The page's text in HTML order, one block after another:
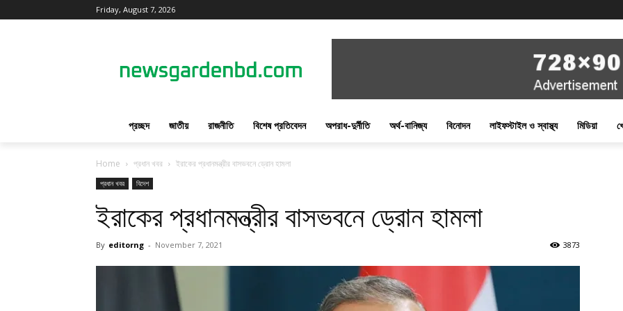
Friday, August 7, 2026
প্রচ্ছদ জাতীয় রাজনীতি বিশেষ প্রতিবেদন অপরাধ-দুর্নীতি অর্থ-বানিজ্য বিনোদন লাইফস্টাইল ও স্বাস্থ্য মিডিয়া
Home প্রধান খবর ইরাকের প্রধানমন্ত্রীর বাসভবনে ড্রোন হামলা
প্রধান খবর বিদেশ
ইরাকের প্রধানমন্ত্রীর বাসভবনে ড্রোন হামলা
By editorng - November 7, 2021 3873